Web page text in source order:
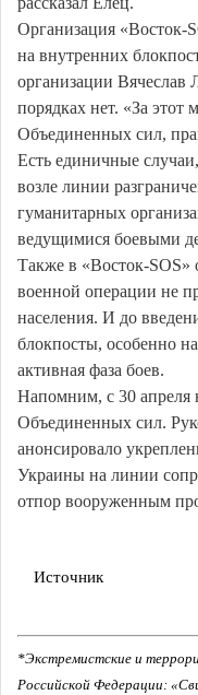
Организация «Восток-
на внутренних
организации Вячеслав
порядках нет. «За этот
Объединенных сил,
Есть единичные
возле линии
гуманитарных
ведущимися боевыми
Также в «Восток-SOS»
военной операции не
населения. И до
блокпосты, особенно
активная фаза боев.
Напомним, с 30 апреля
Объединенных сил.
анонсировало
Украины на линии
отпор вооруженным
Источник
*Экстремистские и
Российской Федерации: